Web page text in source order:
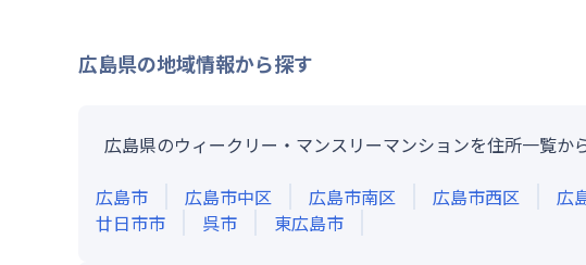
広島県の地域情報から探す
広島県のウィークリー・マンスリーマンションを住所一覧か
広島市
広島市中区 広島市南区 広島市西区 広
廿日市市
呉市 東広島市